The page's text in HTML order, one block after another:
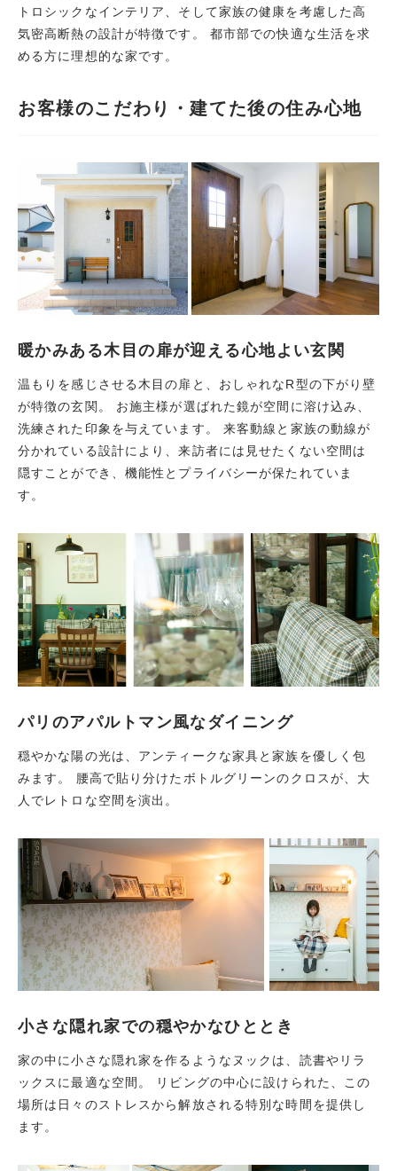
トロシックなインテリア、そして家族の健康を考慮した高
気密高断熱の設計が特徴です。 都市部での快適な生活を求
める方に理想的な家です。
お客様のこだわり・建てた後の住み心地
暖かみある木目の扉が迎える心地よい玄関
温もりを感じさせる木目の扉と、おしゃれなR型の下がり壁
が特徴の玄関。 お施主様が選ばれた鏡が空間に溶け込み、
洗練された印象を与えています。 来客動線と家族の動線が
分かれている設計により、来訪者には見せたくない空間は
隠すことができ、機能性とプライバシーが保たれていま
す。
パリのアパルトマン風なダイニング
穏やかな陽の光は、アンティークな家具と家族を優しく包
みます。 腰高で貼り分けたボトルグリーンのクロスが、大
人でレトロな空間を演出。
小さな隠れ家での穏やかなひととき
家の中に小さな隠れ家を作るようなヌックは、読書やリラ
ックスに最適な空間。 リビングの中心に設けられた、この
場所は日々のストレスから解放される特別な時間を提供し
ます。